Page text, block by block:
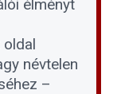
élményt
oldal
névtelen
–